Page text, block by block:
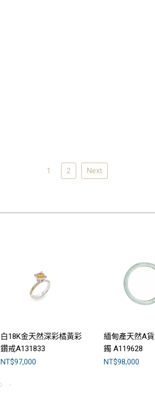
1 2 Next
白18K金天然深彩橘黃彩
鑽戒A131833
NT$97,000
緬甸產天然A
鐲 A119628
NT$98,000